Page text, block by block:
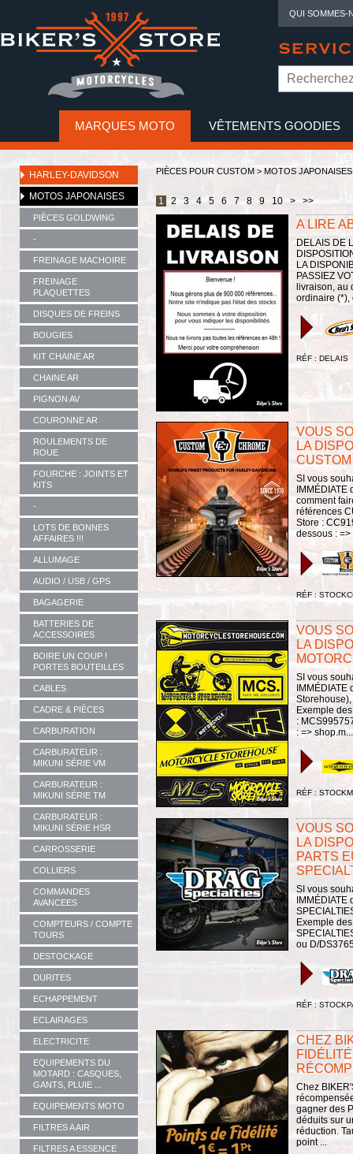
QUI SOMMES-
MARQUES MOTO VÊTEMENTS GOODIES
HARLEY-DAVIDSON
MOTOS JAPONAISES
PIÈCES GOLDWING
-
FREINAGE MACHOIRE
FREINAGE
PLAQUETTES
DISQUES DE FREINS
BOUGIES
KIT CHAINE AR
CHAINE AR
PIGNON AV
COURONNE AR
ROULEMENTS DE
ROUE
FOURCHE : JOINTS ET
KITS
-
LOTS DE BONNES
AFFAIRES !!!
ALLUMAGE
AUDIO / USB / GPS
BAGAGERIE
BATTERIES DE
ACCESSOIRES
BOIRE UN COUP !
PORTES BOUTEILLES
CABLES
CADRE & PIÈCES
CARBURATION
CARBURATEUR :
MIKUNI SÉRIE VM
CARBURATEUR :
MIKUNI SÉRIE TM
CARBURATEUR :
MIKUNI SÉRIE HSR
CARROSSERIE
COLLIERS
COMMANDES
AVANCEES
COMPTEURS / COMPTE
TOURS
DESTOCKAGE
DURITES
ECHAPPEMENT
ECLAIRAGES
ELECTRICITE
EQUIPEMENTS DU
MOTARD : CASQUES,
GANTS, PLUIE ...
EQUIPEMENTS MOTO
FILTRES A AIR
FILTRES A ESSENCE
PIÈCES POUR CUSTOM > MOTOS JAPONAISES
1 2 3 4 5 6 7 8 9 10 > >>
A LIRE
DELAIS DE
LA
PASSIEZ
livraison, au
ordinaire (*),
RÉF : DELAIS
VOUS
LA
SI vous
comment
références
Store :
dessous : =>
RÉF :
VOUS
LA
SI vous
IMMÉDIATE
Exemple
:
: => shop.m...
RÉF :
VOUS
LA
PARTS
SI vous
IMMÉDIATE
Exemple
ou D/
RÉF :
CHEZ
Chez
gagner des
déduits sur
réduction.
point ...